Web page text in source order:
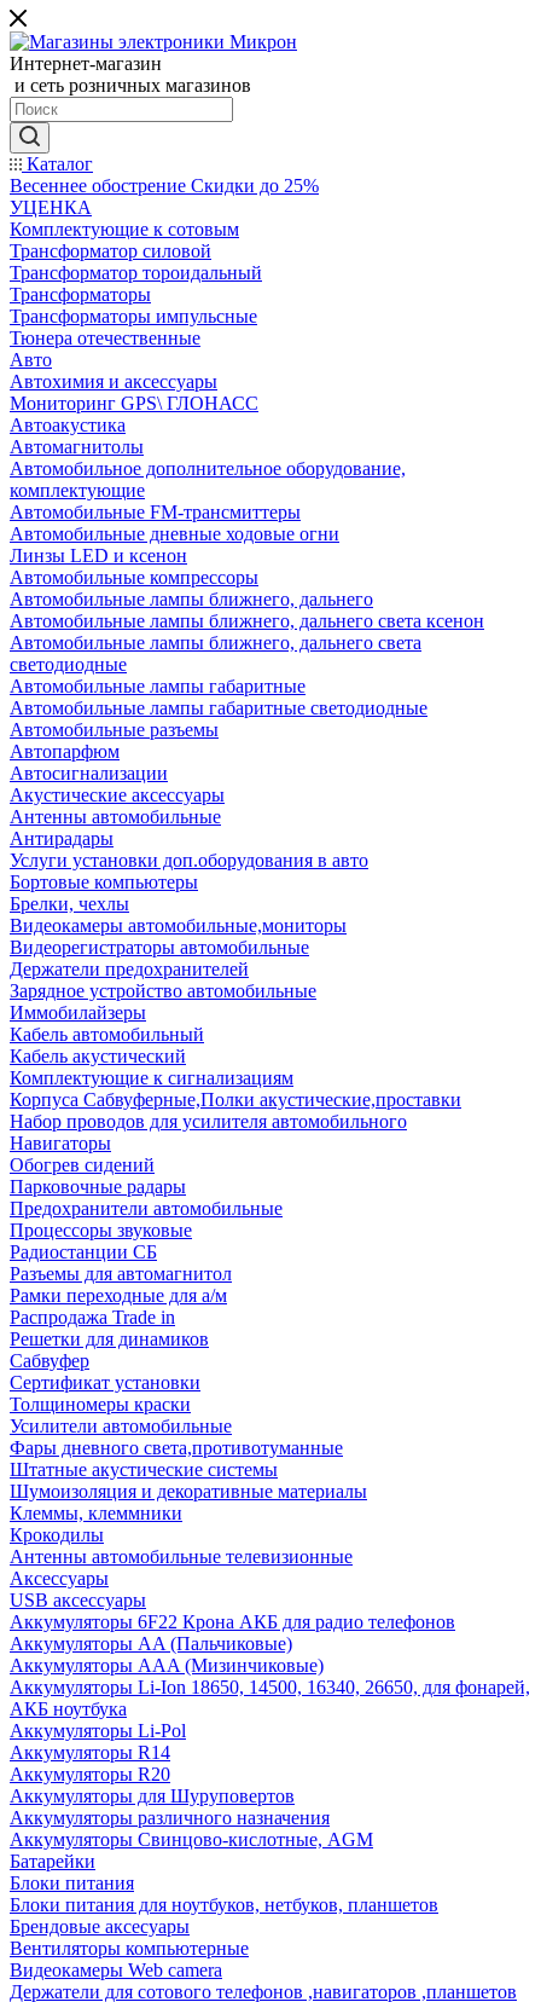
Интернет-магазин
и сеть розничных магазинов
Каталог
Весеннее обострение Скидки до 25%
УЦЕНКА
Комплектующие к сотовым
Трансформатор силовой
Трансформатор тороидальный
Трансформаторы
Трансформаторы импульсные
Тюнера отечественные
Авто
Автохимия и аксессуары
Мониторинг GPS\ ГЛОНАСС
Автоакустика
Автомагнитолы
Автомобильное дополнительное оборудование,
комплектующие
Автомобильные FM-трансмиттеры
Автомобильные дневные ходовые огни
Линзы LED и ксенон
Автомобильные компрессоры
Автомобильные лампы ближнего, дальнего
Автомобильные лампы ближнего, дальнего света ксенон
Автомобильные лампы ближнего, дальнего света
светодиодные
Автомобильные лампы габаритные
Автомобильные лампы габаритные светодиодные
Автомобильные разъемы
Автопарфюм
Автосигнализации
Акустические аксессуары
Антенны автомобильные
Антирадары
Услуги установки доп.оборудования в авто
Бортовые компьютеры
Брелки, чехлы
Видеокамеры автомобильные,мониторы
Видеорегистраторы автомобильные
Держатели предохранителей
Зарядное устройство автомобильные
Иммобилайзеры
Кабель автомобильный
Кабель акустический
Комплектующие к сигнализациям
Корпуса Сабвуферные,Полки акустические,проставки
Набор проводов для усилителя автомобильного
Навигаторы
Обогрев сидений
Парковочные радары
Предохранители автомобильные
Процессоры звуковые
Радиостанции СБ
Разъемы для автомагнитол
Рамки переходные для а/м
Распродажа Trade in
Решетки для динамиков
Сабвуфер
Сертификат установки
Толщиномеры краски
Усилители автомобильные
Фары дневного света,противотуманные
Штатные акустические системы
Шумоизоляция и декоративные материалы
Клеммы, клеммники
Крокодилы
Антенны автомобильные телевизионные
Аксессуары
USB аксессуары
Аккумуляторы 6F22 Крона АКБ для радио телефонов
Аккумуляторы AA (Пальчиковые)
Аккумуляторы AAA (Мизинчиковые)
Аккумуляторы Li-Ion 18650, 14500, 16340, 26650, для фонарей,
АКБ ноутбука
Аккумуляторы Li-Pol
Аккумуляторы R14
Аккумуляторы R20
Аккумуляторы для Шуруповертов
Аккумуляторы различного назначения
Аккумуляторы Свинцово-кислотные, AGM
Батарейки
Блоки питания
Блоки питания для ноутбуков, нетбуков, планшетов
Брендовые аксесуары
Вентиляторы компьютерные
Видеокамеры Web camera
Держатели для сотового телефонов ,навигаторов ,планшетов